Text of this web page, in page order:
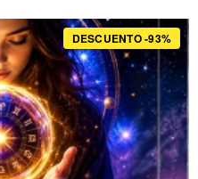
DESCUENTO -93%